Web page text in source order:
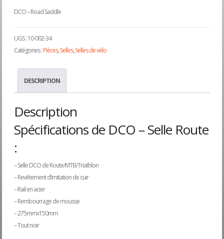
DCO – Road Saddle
UGS :10-002-34
Catégories :Pièces,Selles,Selles de vélo
DESCRIPTION
Description
Spécifications de DCO – Selle Route
:
– Selle DCO de Route/MTB/Triathlon
– Revêtement d’imitation de cuir
– Rail en acier
– Rembourrage de mousse
– 275mmx150mm
– Tout noir